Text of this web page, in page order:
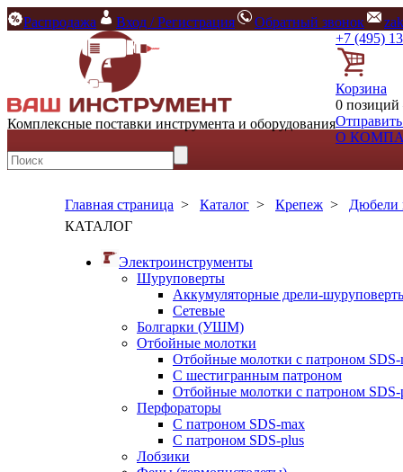
Распродажа Вход / Регистрация Обратный звонок
Комплексные поставки инструмента и оборудования
+7 (495)
Корзина
0 позиций
Отправить
О
Главная страница > Каталог > Крепеж > Дюбели
КАТАЛОГ
Электроинструменты
Шуруповерты
Аккумуляторные дрели-
Сетевые
Болгарки (УШМ)
Отбойные молотки
Отбойные молотки с патроном SDS-
С шестигранным патроном
Отбойные молотки с патроном SDS-
Перфораторы
С патроном SDS-max
С патроном SDS-plus
Лобзики